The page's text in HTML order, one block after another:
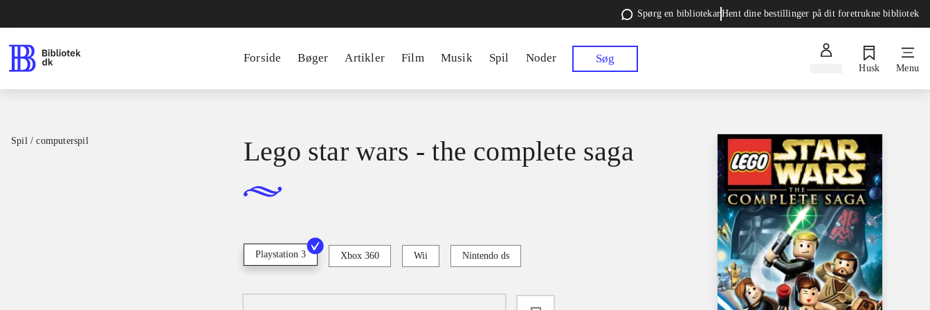
Spørg en bibliotekarHent dine bestillinger på dit foretrukne bibliotek
Forside Bøger Artikler Film Musik Spil Noder Søg
Husk Menu
Spil / computerspil Lego star wars - the complete saga
Playstation 3 Xbox 360 Wii Nintendo ds